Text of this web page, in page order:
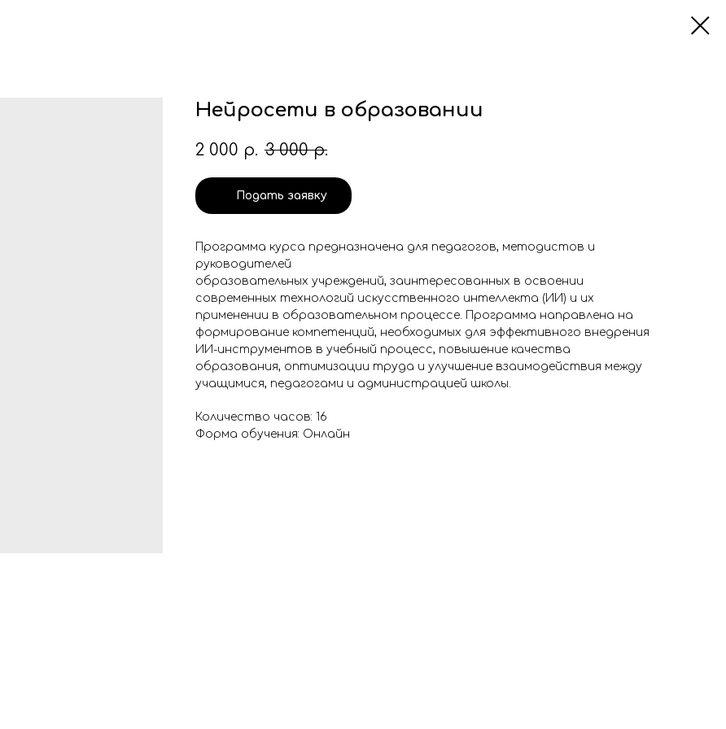
Нейросети в образовании
2 000 р. 3 000 р.
Подать заявку
Программа курса предназначена для педагогов, методистов и
руководителей
образовательных учреждений, заинтересованных в освоении
современных технологий искусственного интеллекта (ИИ) и их
применении в образовательном процессе. Программа направлена на
формирование компетенций, необходимых для эффективного внедрения
ИИ-инструментов в учебный процесс, повышение качества
образования, оптимизации труда и улучшение взаимодействия между
учащимися, педагогами и администрацией школы.
Количество часов: 16
Форма обучения: Онлайн